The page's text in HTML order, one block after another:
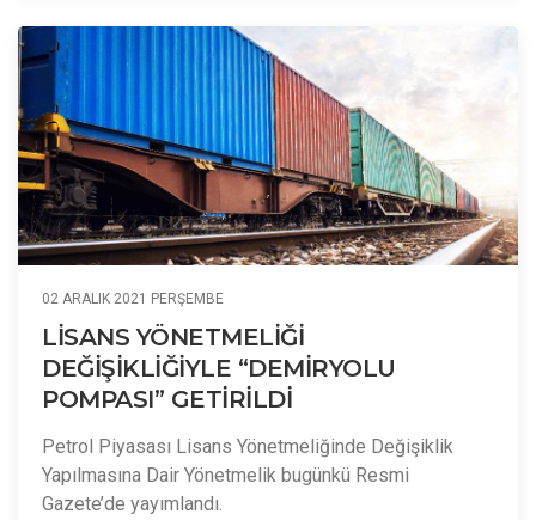
02 ARALIK 2021 PERŞEMBE
LİSANS YÖNETMELİĞİ
DEĞİŞİKLİĞİYLE “DEMİRYOLU
POMPASI” GETİRİLDİ
Petrol Piyasası Lisans Yönetmeliğinde Değişiklik
Yapılmasına Dair Yönetmelik bugünkü Resmi
Gazete’de yayımlandı.